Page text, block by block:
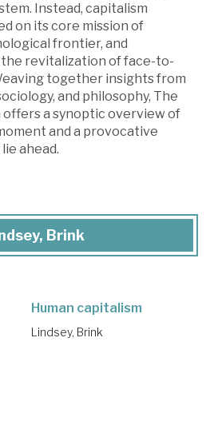
Instead, capitalism
on its core mission of
frontier, and
revitalization of face-to-
together insights from
and philosophy, The
offers a synoptic overview of
and a provocative
ahead.
Brink
Human capitalism
Lindsey, Brink